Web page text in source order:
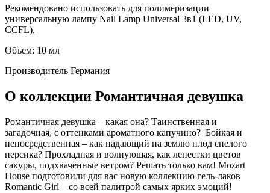
Рекомендовано использовать для полимеризации
универсальную лампу Nail Lamp Universal 3в1 (LED, UV,
CCFL).
Объем: 10 мл
Производитель Германия
О коллекции Романтичная девушка
Романтичная девушка – какая она? Таинственная и
загадочная, с оттенками ароматного капучино? Бойкая и
непосредственная – как падающий на землю плод спелого
персика? Прохладная и волнующая, как лепестки цветов
сакуры, подхваченные ветром? Решать только вам! Mozart
House подготовили для вас новую коллекцию гель-лаков
Romantic Girl – со всей палитрой самых ярких эмоций!